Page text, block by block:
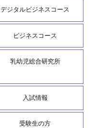
デジタルビジネスコース
ビジネスコース
乳幼児総合研究所
入試情報
受験生の方